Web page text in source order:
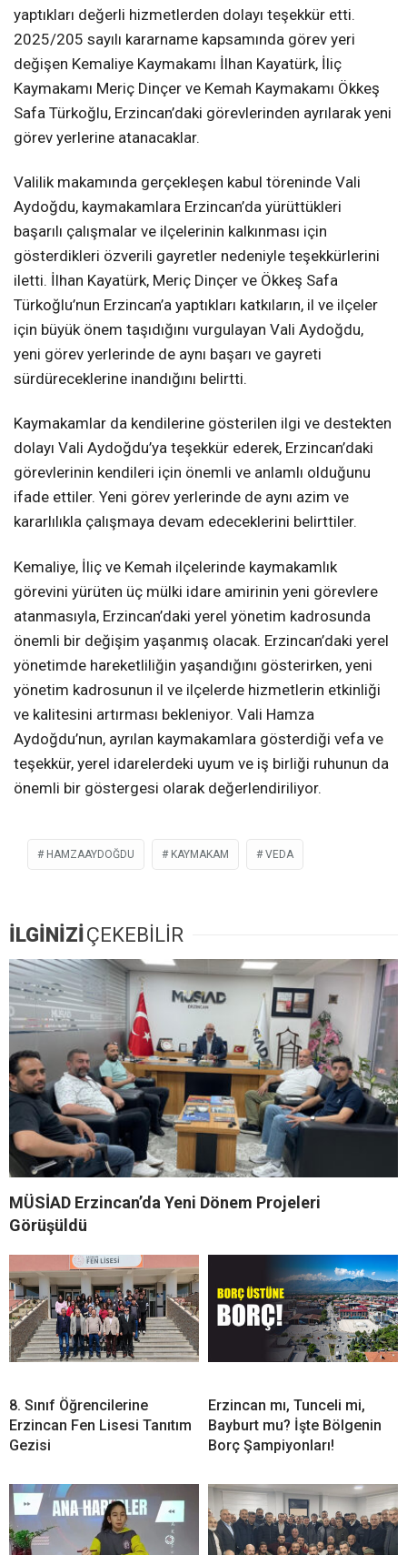
yaptıkları değerli hizmetlerden dolayı teşekkür etti.
2025/205 sayılı kararname kapsamında görev yeri
değişen Kemaliye Kaymakamı İlhan Kayatürk, İliç
Kaymakamı Meriç Dinçer ve Kemah Kaymakamı Ökkeş
Safa Türkoğlu, Erzincan’daki görevlerinden ayrılarak yeni
görev yerlerine atanacaklar.
Valilik makamında gerçekleşen kabul töreninde Vali
Aydoğdu, kaymakamlara Erzincan’da yürüttükleri
başarılı çalışmalar ve ilçelerinin kalkınması için
gösterdikleri özverili gayretler nedeniyle teşekkürlerini
iletti. İlhan Kayatürk, Meriç Dinçer ve Ökkeş Safa
Türkoğlu’nun Erzincan’a yaptıkları katkıların, il ve ilçeler
için büyük önem taşıdığını vurgulayan Vali Aydoğdu,
yeni görev yerlerinde de aynı başarı ve gayreti
sürdüreceklerine inandığını belirtti.
Kaymakamlar da kendilerine gösterilen ilgi ve destekten
dolayı Vali Aydoğdu’ya teşekkür ederek, Erzincan’daki
görevlerinin kendileri için önemli ve anlamlı olduğunu
ifade ettiler. Yeni görev yerlerinde de aynı azim ve
kararlılıkla çalışmaya devam edeceklerini belirttiler.
Kemaliye, İliç ve Kemah ilçelerinde kaymakamlık
görevini yürüten üç mülki idare amirinin yeni görevlere
atanmasıyla, Erzincan’daki yerel yönetim kadrosunda
önemli bir değişim yaşanmış olacak. Erzincan’daki yerel
yönetimde hareketliliğin yaşandığını gösterirken, yeni
yönetim kadrosunun il ve ilçelerde hizmetlerin etkinliği
ve kalitesini artırması bekleniyor. Vali Hamza
Aydoğdu’nun, ayrılan kaymakamlara gösterdiği vefa ve
teşekkür, yerel idarelerdeki uyum ve iş birliği ruhunun da
önemli bir göstergesi olarak değerlendiriliyor.
HAMZAAYDOĞDU KAYMAKAM VEDA
İLGİNİZİÇEKEBİLİR
MÜSİAD Erzincan’da Yeni Dönem Projeleri
Görüşüldü
8. Sınıf Öğrencilerine
Erzincan Fen Lisesi Tanıtım
Gezisi
Erzincan mı, Tunceli mi,
Bayburt mu? İşte Bölgenin
Borç Şampiyonları!